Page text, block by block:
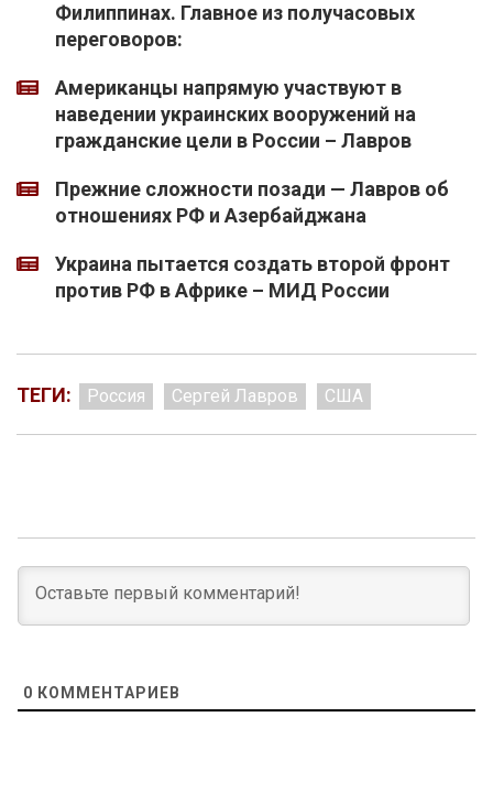
Филиппинах. Главное из получасовых
переговоров:
Американцы напрямую участвуют в
наведении украинских вооружений на
гражданские цели в России – Лавров
Прежние сложности позади — Лавров об
отношениях РФ и Азербайджана
Украина пытается создать второй фронт
против РФ в Африке – МИД России
ТЕГИ: Россия Сергей Лавров США
0 КОММЕНТАРИЕВ